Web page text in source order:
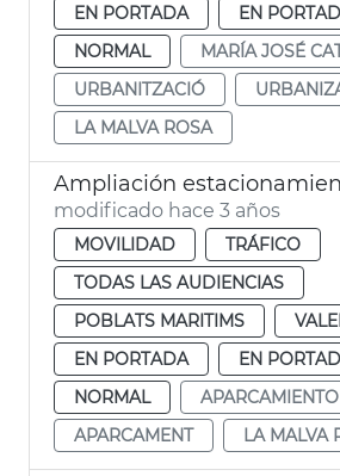
EN PORTADA
EN
NORMAL
MARÍA JOSÉ
URBANITZACIÓ
LA MALVA ROSA
modificado hace 3 años
MOVILIDAD
TRÁFICO
TODAS LAS AUDIENCIAS
POBLATS MARITIMS
EN PORTADA
EN
NORMAL
APARCAMIENTO
APARCAMENT
LA MALVA